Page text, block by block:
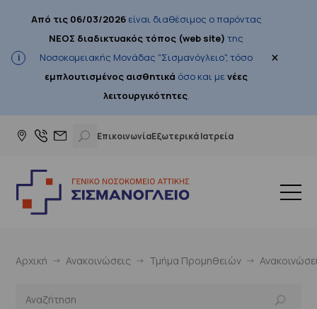
Από τις 06/03/2026είναι διαθέσιμος ο παρόντας
ΝΕΟΣ διαδικτυακός τόπος (web site) της
Νοσοκομειακής Μονάδας "Σισμανόγλειο", τόσο
εμπλουτισμένος αισθητικά όσο και μενέες
λειτουργικότητες.
×
ΕπικοινωνίαΕξωτερικά Ιατρεία
Αρχική Ανακοινώσεις Τμήμα Προμηθειών